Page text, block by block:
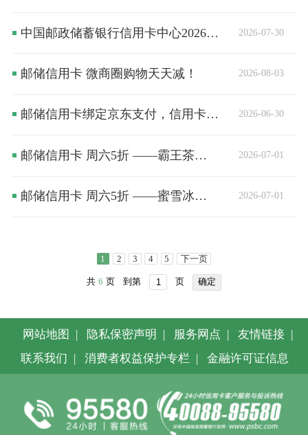
2026-07-30
中国邮政储蓄银行信用卡中心2026年7月1日-8月20日新客开卡礼营销活动方案
2026-08-03
邮储信用卡 微商圈购物天天减！
2026-06-30
邮储信用卡绑定京东支付，信用卡积分当钱花
2026-07-01
邮储信用卡 周六5折 ——霸王茶姬天天有优惠
2026-07-01
邮储信用卡 周六5折 ——蜜雪冰城天天一分购
1 2 3 4 5 下一页
共 6 页 到第 页 确定
网站地图 | 隐私保密声明 | 服务网点 | 友情链接 |
联系我们 | 消费者权益保护专栏 | 金融许可证信息